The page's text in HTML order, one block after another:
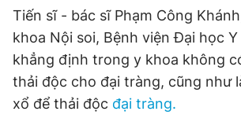
Tiến sĩ - bác sĩ Phạm Công
khoa Nội soi, Bệnh viện Đại học Y
khẳng định trong y khoa không
thải độc cho đại tràng, cũng như
xổ để thải độc đại tràng.